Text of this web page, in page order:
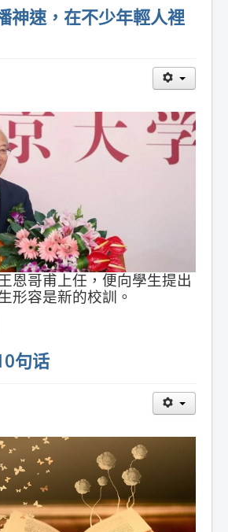
神速，在不少年輕人裡
恩哥甫上任，便向學生提出
形容是新的校訓。
句话